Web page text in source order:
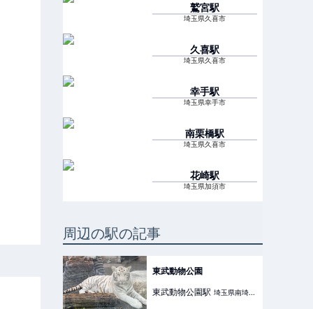
鷲宮駅
埼玉県久喜市
久喜駅
埼玉県久喜市
幸手駅
埼玉県幸手市
南栗橋駅
埼玉県久喜市
花崎駅
埼玉県加須市
周辺の駅の記事
東武動物公園
東武動物公園駅 埼玉県南埼玉